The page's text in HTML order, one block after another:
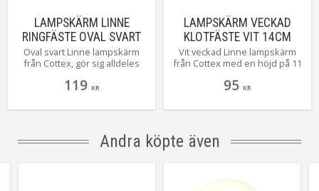
LAMPSKÄRM LINNE
RINGFÄSTE OVAL SVART
20CM
Oval svart Linne lampskärm
från Cottex, gör sig alldeles
ont om plats.
119 KR
LAMPSKÄRM VECKAD
KLOTFÄSTE VIT 14CM
Vit veckad Linne lampskärm
från Cottex med en höjd på 11
nere 14 cm med klotfäste.
95 KR
Andra köpte även